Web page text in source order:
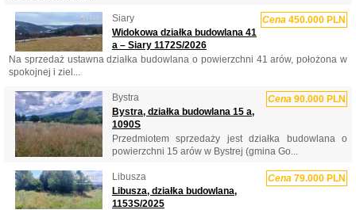
Siary Cena 450.000 PLN
Widokowa działka budowlana 41
a – Siary 1172S/2026
Na sprzedaż ustawna działka budowlana o powierzchni 41 arów, położona w
spokojnej i ziel...
Bystra Cena 90.000 PLN
Bystra, działka budowlana 15 a,
1090S
Przedmiotem sprzedaży jest działka budowlana o
powierzchni 15 arów w Bystrej (gmina Go...
Libusza Cena 79.000 PLN
Libusza, działka budowlana,
1153S/2025